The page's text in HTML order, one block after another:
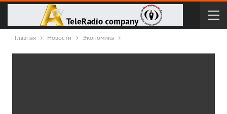
Главная Новости Экономика